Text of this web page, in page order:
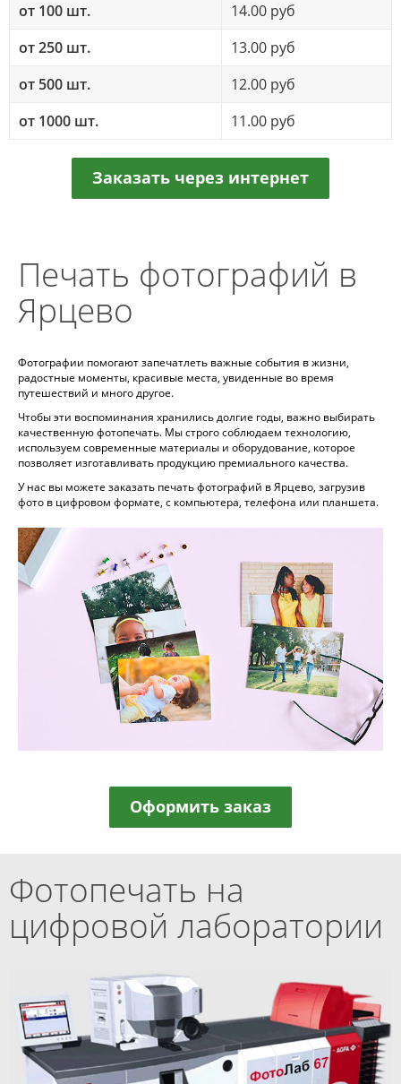
от 100 шт.
14.00 руб
от 250 шт.
13.00 руб
от 500 шт.
12.00 руб
от 1000 шт.
11.00 руб
Заказать через интернет
Печать фотографий в
Ярцево
Фотографии помогают запечатлеть важные события в жизни,
радостные моменты, красивые места, увиденные во время
путешествий и много другое.
Чтобы эти воспоминания хранились долгие годы, важно выбирать
качественную фотопечать. Мы строго соблюдаем технологию,
используем современные материалы и оборудование, которое
позволяет изготавливать продукцию премиального качества.
У нас вы можете заказать печать фотографий в Ярцево, загрузив
фото в цифровом формате, с компьютера, телефона или планшета.
Оформить заказ
Фотопечать на
цифровой лаборатории